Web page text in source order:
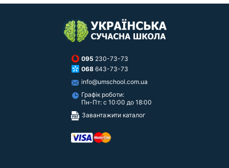
095 230-73-73
068 643-73-73
info@umschool.com.ua
Графік роботи:
Пн-Пт: с 10:00 до 18:00
Завантажити каталог